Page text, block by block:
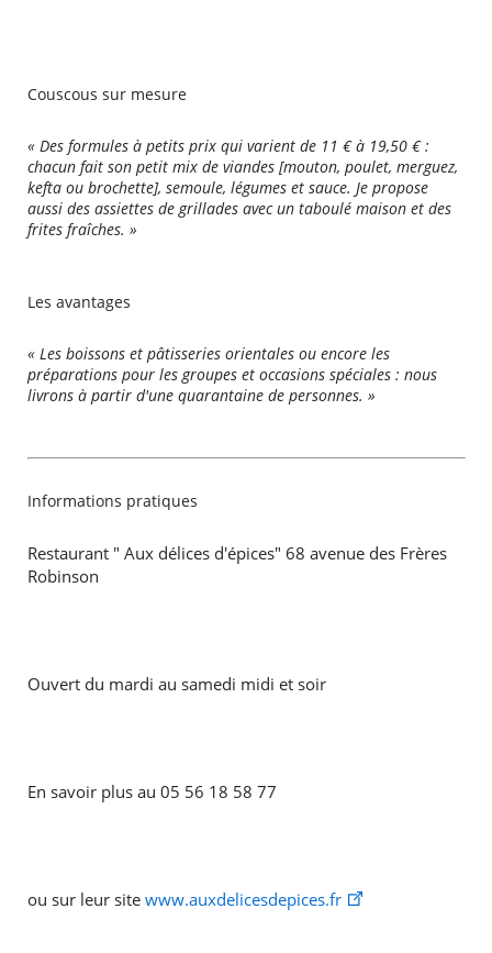
Couscous sur mesure
« Des formules à petits prix qui varient de 11 € à 19,50 € :
chacun fait son petit mix de viandes [mouton, poulet, merguez,
kefta ou brochette], semoule, légumes et sauce. Je propose
aussi des assiettes de grillades avec un taboulé maison et des
frites fraîches. »
Les avantages
« Les boissons et pâtisseries orientales ou encore les
préparations pour les groupes et occasions spéciales : nous
livrons à partir d'une quarantaine de personnes. »
Informations pratiques
Restaurant " Aux délices d'épices" 68 avenue des Frères
Robinson
Ouvert du mardi au samedi midi et soir
En savoir plus au 05 56 18 58 77
ou sur leur sitewww.auxdelicesdepices.fr